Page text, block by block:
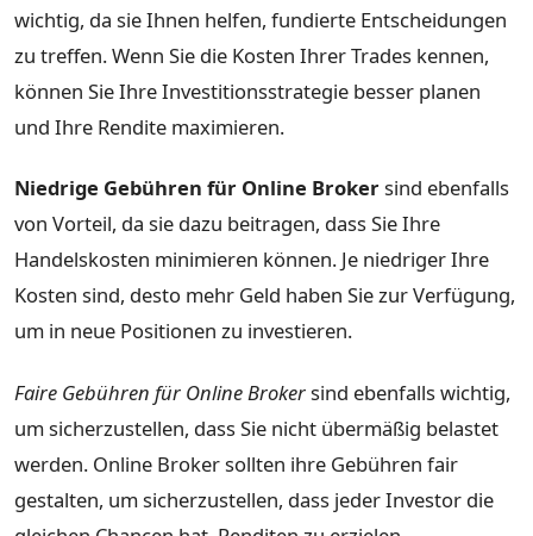
wichtig, da sie Ihnen helfen, fundierte Entscheidungen
zu treffen. Wenn Sie die Kosten Ihrer Trades kennen,
können Sie Ihre Investitionsstrategie besser planen
und Ihre Rendite maximieren.
Niedrige Gebühren für Online Brokersind ebenfalls
von Vorteil, da sie dazu beitragen, dass Sie Ihre
Handelskosten minimieren können. Je niedriger Ihre
Kosten sind, desto mehr Geld haben Sie zur Verfügung,
um in neue Positionen zu investieren.
Faire Gebühren für Online Brokersind ebenfalls wichtig,
um sicherzustellen, dass Sie nicht übermäßig belastet
werden. Online Broker sollten ihre Gebühren fair
gestalten, um sicherzustellen, dass jeder Investor die